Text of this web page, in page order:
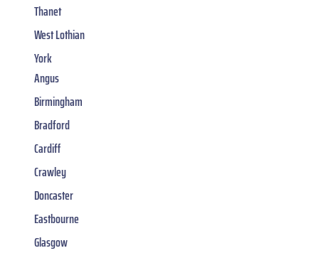
Thanet
West Lothian
York
Angus
Birmingham
Bradford
Cardiff
Crawley
Doncaster
Eastbourne
Glasgow